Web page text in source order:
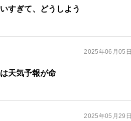
すぎて、どうしよう
2025年06月05日
天気予報が命
2025年05月29日